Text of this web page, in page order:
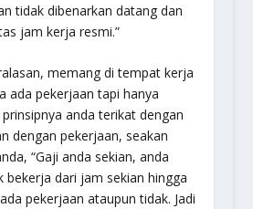
tidak dibenarkan datang dan
jam kerja resmi.”
memang di tempat kerja
ada pekerjaan tapi hanya
prinsipnya anda terikat dengan
dengan pekerjaan, seakan
“Gaji anda sekian, anda
bekerja dari jam sekian hingga
pekerjaan ataupun tidak. Jadi